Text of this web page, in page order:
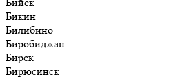
Бикин
Билибино
Биробиджан
Бирск
Бирюсинск